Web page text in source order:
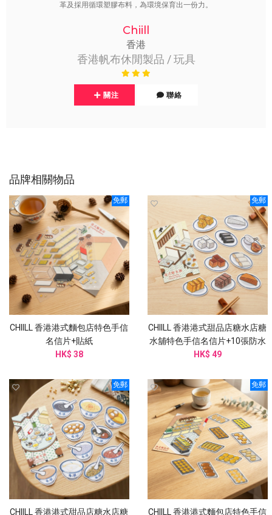
革及採用循環塑膠布料，為環境保育出一份力。
Chiill
香港
香港帆布休閒製品 / 玩具
關注 聯絡
品牌相關物品
免郵
CHIILL 香港港式麵包店特色手信
名信片+貼紙
HK$ 38
免郵
CHIILL 香港港式甜品店糖水店糖
水舖特色手信名信片+10張防水
貼紙
HK$ 49
免郵
CHIILL 香港港式甜品店糖水店糖
免郵
CHIILL 香港港式麵包店特色手信